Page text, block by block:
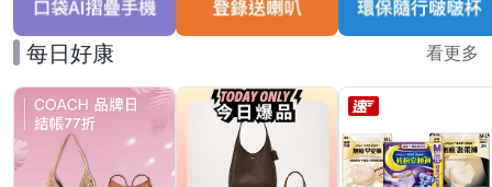
每日好康 看更多